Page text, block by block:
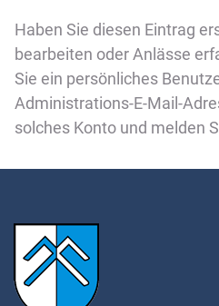
Haben Sie diesen Eintrag
bearbeiten oder Anlässe
Sie ein persönliches
Administrations-E-Mail-
solches Konto und melden